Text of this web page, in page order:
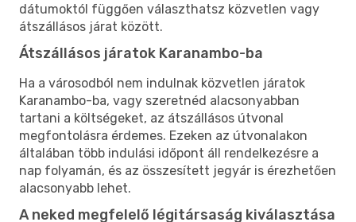
dátumoktól függően választhatsz közvetlen vagy
átszállásos járat között.
Átszállásos járatok Karanambo-ba
Ha a városodból nem indulnak közvetlen járatok
Karanambo-ba, vagy szeretnéd alacsonyabban
tartani a költségeket, az átszállásos útvonal
megfontolásra érdemes. Ezeken az útvonalakon
általában több indulási időpont áll rendelkezésre a
nap folyamán, és az összesített jegyár is érezhetően
alacsonyabb lehet.
A neked megfelelő légitársaság kiválasztása